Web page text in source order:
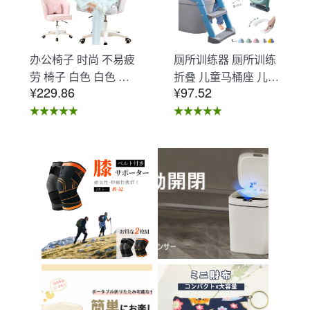
办公椅子 时尚 不易疲
劳 椅子 白色 白色 办
公椅子 不易疲劳 学习
椅 北欧 儿童 椅子 学
椅子 在家办公 Asher
Brilliant C-56
¥229.86
厕所训练器 厕所训练
折叠 儿童马桶座 儿童
马桶辅助 收纳式马桶
座 小孩马桶座 儿童厕
女孩 儿童 孩子 儿童
马桶训练 免邮 踏步器
厕所
¥97.52